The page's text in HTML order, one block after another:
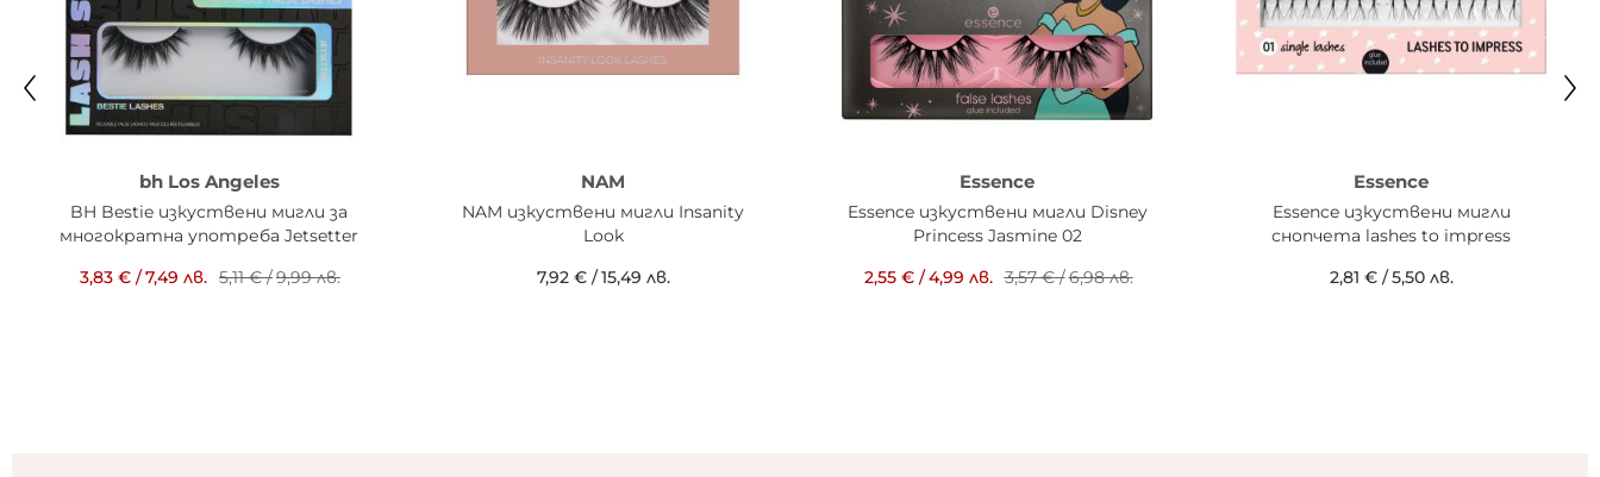
bh Los Angeles
BH Bestie изкуствени мигли за
многократна употреба Jetsetter
3,83 € /7,49 лв. 5,11 €/9,99 лв.
NAM
NAM изкуствени мигли Insanity
Look
7,92 €/15,49 лв.
Essence
Essence изкуствени мигли Disney
Princess Jasmine 02
2,55 €/4,99 лв. 3,57 €/6,98 лв.
Essence
Essence изкуствени мигли
снопчета lashes to impress
2,81 €/5,50 лв.